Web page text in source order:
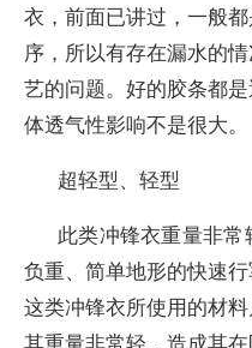
衣，前面已讲过，一般
序，所以有存在漏水的
艺的问题。好的胶条都
体透气性影响不是很大。
超轻型、轻型
此类冲锋衣重量非
负重、简单地形的快速
这类冲锋衣所使用的材